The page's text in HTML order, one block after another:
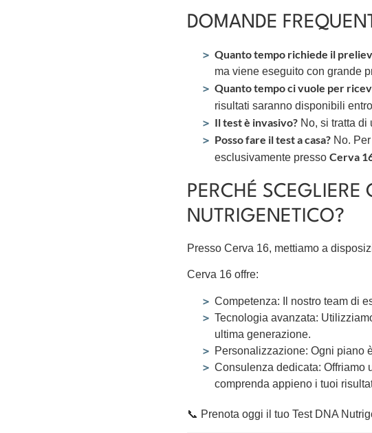
DOMANDE
Quanto tempo richiede il
ma viene eseguito con grande
Quanto tempo ci vuole per
risultati saranno disponibili entro
Il test è invasivo? No, si tratta di
Posso fare il test a casa? No.
esclusivamente presso Cerva
PERCHÉ SCEGLIERE
NUTRIGENETICO?
Presso Cerva 16, mettiamo a
Cerva 16 offre:
Competenza: Il nostro team di
Tecnologia avanzata:
ultima generazione.
Personalizzazione: Ogni piano
Consulenza dedicata: Offriamo
comprenda appieno i tuoi
📞 Prenota oggi il tuo Test DNA